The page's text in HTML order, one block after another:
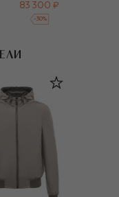
83 300 ₽
-30%